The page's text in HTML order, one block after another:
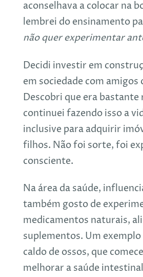
aconselhava a colocar na
lembrei do ensinamento
não quer experimentar
Decidi investir em
em sociedade com
Descobri que era bastante
continuei fazendo isso a
inclusive para adquirir
filhos. Não foi sorte, foi
consciente.
Na área da saúde,
também gosto de
medicamentos naturais,
suplementos. Um
caldo de ossos, que
melhorar a saúde